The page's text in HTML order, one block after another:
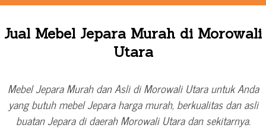
Jual Mebel Jepara Murah di Morowali
Utara
Mebel Jepara Murah dan Asli di Morowali Utara untuk Anda
yang butuh mebel Jepara harga murah, berkualitas dan asli
buatan Jepara di daerah Morowali Utara dan sekitarnya.